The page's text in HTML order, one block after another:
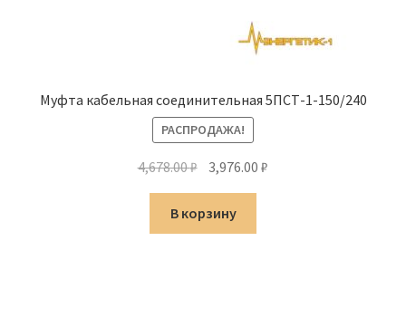
Муфта кабельная соединительная 5ПСТ-1-150/240
РАСПРОДАЖА!
4,678.00₽ Первоначальная
цена
составляла
4,678.00 ₽.
3,976.00₽
В корзину